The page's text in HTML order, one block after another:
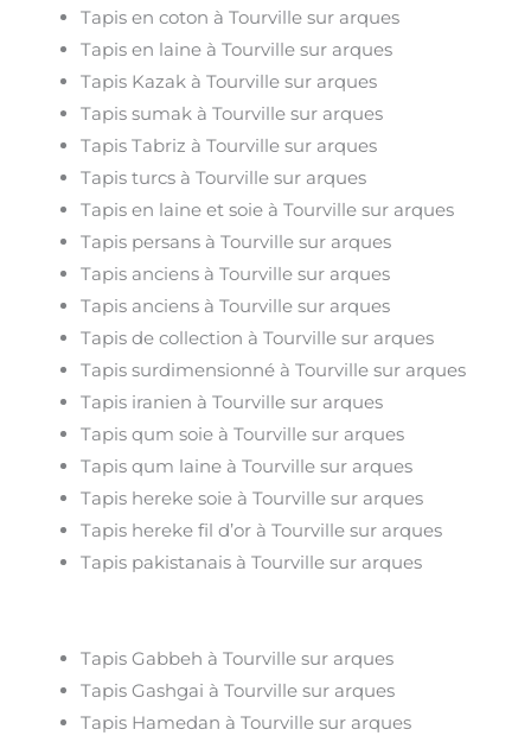
Tapis en coton à Tourville sur arques
Tapis en laine à Tourville sur arques
Tapis Kazak à Tourville sur arques
Tapis sumak à Tourville sur arques
Tapis Tabriz à Tourville sur arques
Tapis turcs à Tourville sur arques
Tapis en laine et soie à Tourville sur arques
Tapis persans à Tourville sur arques
Tapis anciens à Tourville sur arques
Tapis anciens à Tourville sur arques
Tapis de collection à Tourville sur arques
Tapis surdimensionné à Tourville sur arques
Tapis iranien à Tourville sur arques
Tapis qum soie à Tourville sur arques
Tapis qum laine à Tourville sur arques
Tapis hereke soie à Tourville sur arques
Tapis hereke fil d’or à Tourville sur arques
Tapis pakistanais à Tourville sur arques
Tapis Gabbeh à Tourville sur arques
Tapis Gashgai à Tourville sur arques
Tapis Hamedan à Tourville sur arques